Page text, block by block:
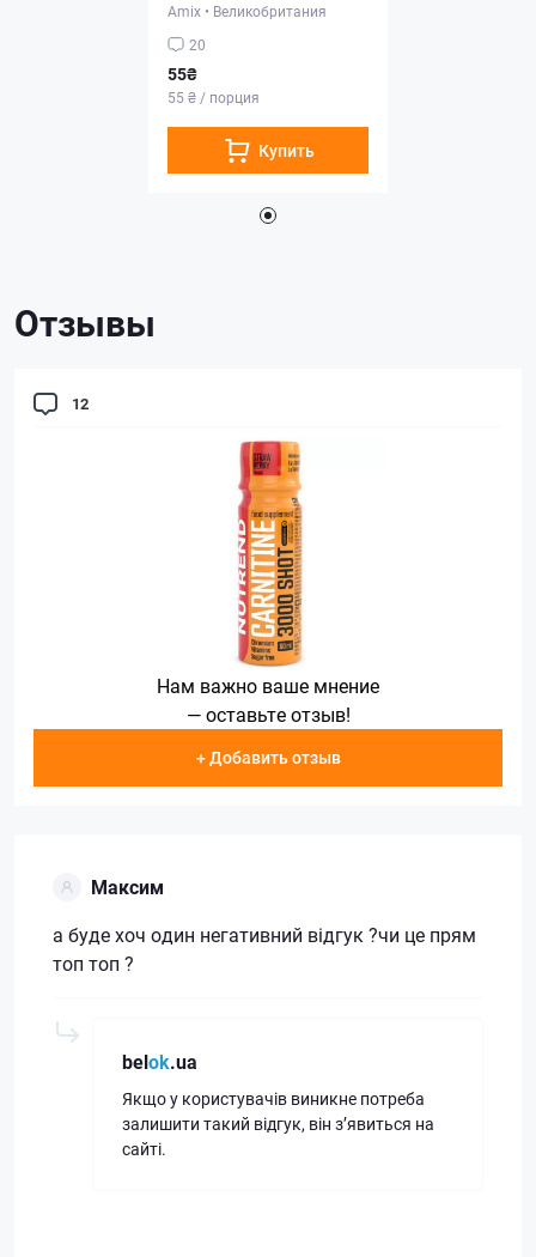
Amix • Великобритания
20
55₴
55 ₴ / порция
Купить
Отзывы
12
Нам важно ваше мнение
— оставьте отзыв!
+ Добавить отзыв
Максим
а буде хоч один негативний відгук ?чи це прям
топ топ ?
belok.ua
Якщо у користувачів виникне потреба
залишити такий відгук, він зʼявиться на
сайті.